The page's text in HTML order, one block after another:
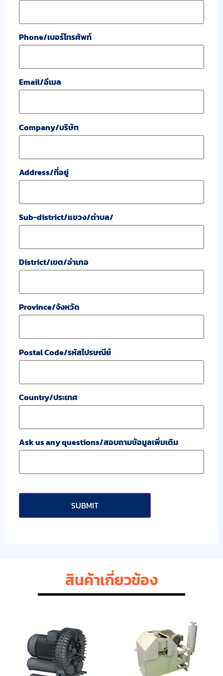
Phone/เบอร์โทรศัพท์
Email/อีเมล
Company/บริษัท
Address/ที่อยู่
Sub-district/แขวง/ตำบล/
District/เขต/อำเภอ
Province/จังหวัด
Postal Code/รหัสไปรษณีย์
Country/ประเทศ
Ask us any questions/สอบถามข้อมูลเพิ่มเติม
สินค้าเกี่ยวข้อง